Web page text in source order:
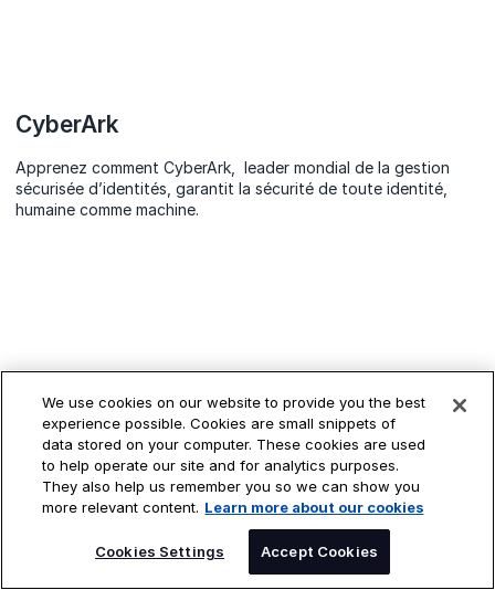
CyberArk
Apprenez comment CyberArk, leader mondial de la gestion
sécurisée d’identités, garantit la sécurité de toute identité,
humaine comme machine.
We use cookies on our website to provide you the best
experience possible. Cookies are small snippets of
data stored on your computer. These cookies are used
to help operate our site and for analytics purposes.
They also help us remember you so we can show you
more relevant content. Learn more about our cookies
Cookies Settings Accept Cookies